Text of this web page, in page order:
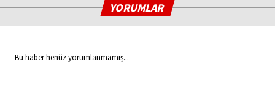
YORUMLAR
Bu haber henüz yorumlanmamış...